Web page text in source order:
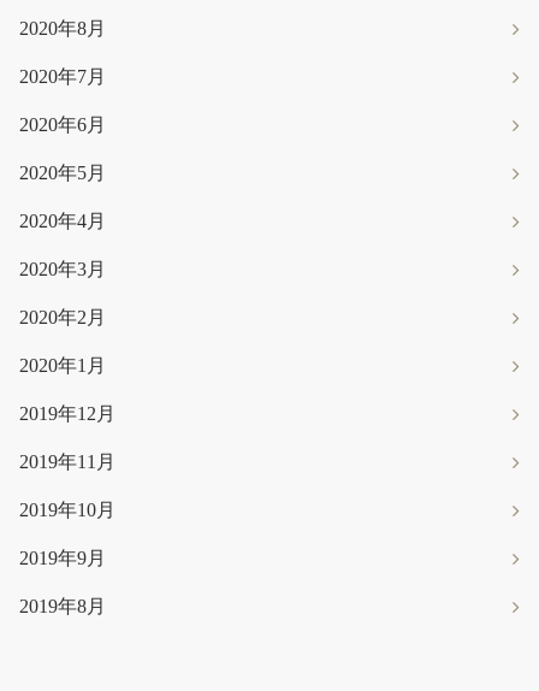
2020年8月
2020年7月
2020年6月
2020年5月
2020年4月
2020年3月
2020年2月
2020年1月
2019年12月
2019年11月
2019年10月
2019年9月
2019年8月